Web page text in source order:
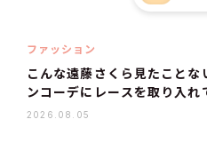
ファッション
こんな遠藤さくら見たこと
ンコーデにレースを取り入れ
2026.08.05